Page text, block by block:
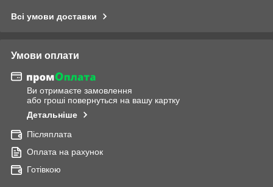
Всі умови доставки
Умови оплати
Ви отримаєте замовлення
або гроші повернуться на вашу картку
Детальніше
Післяплата
Оплата на рахунок
Готівкою